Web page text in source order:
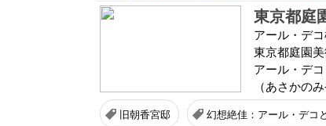
アール・デ
東京都庭園
アール・デ
（あさかの
旧朝香宮邸 幻想絶佳：アール・デコ